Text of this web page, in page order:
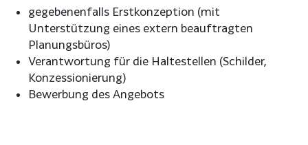
gegebenenfalls Erstkonzeption (mit
Unterstützung eines extern beauftragten
Planungsbüros)
Verantwortung für die Haltestellen (Schilder,
Konzessionierung)
Bewerbung des Angebots